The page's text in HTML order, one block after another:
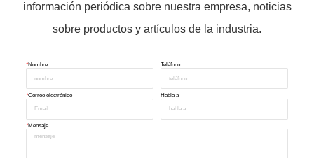
información periódica sobre nuestra empresa, noticias
sobre productos y artículos de la industria.
*Nombre Teléfono
*Correo electrónico Habla a
*Mensaje